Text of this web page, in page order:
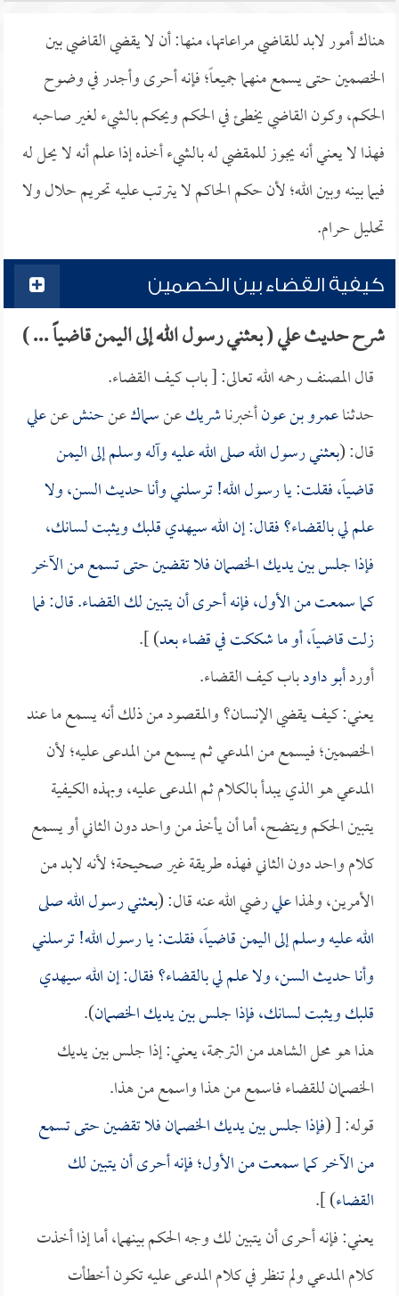
هناك أمور لابد للقاضي مراعاتها، منها: أن لا يقضي القاضي بين
الخصمين حتى يسمع منهما جميعاً؛ فإنه أحرى وأجدر في وضوح
الحكم، وكون القاضي يخطئ في الحكم ويحكم بالشيء لغير صاحبه
فهذا لا يعني أنه يجوز للمقضي له بالشيء أخذه إذا علم أنه لا يحل له
فيما بينه وبين الله؛ لأن حكم الحاكم لا يترتب عليه تحريم حلال ولا
تحليل حرام.
كيفية القضاء بين الخصمين
شرح حديث علي ( بعثني رسول الله إلى اليمن قاضياً ... )
قال المصنف رحمه الله تعالى: [ باب كيف القضاء.
حدثناعمرو بن عونأخبرناشريكعنسماكعنحنشعنعلي
قال: (بعثني رسول الله صلى الله عليه وآله وسلم إلى اليمن
قاضياً، فقلت: يا رسول الله! ترسلني وأنا حديث السن، ولا
علم لي بالقضاء؟ فقال: إن الله سيهدي قلبك ويثبت لسانك،
فإذا جلس بين يديك الخصمان فلا تقضين حتى تسمع من الآخر
كما سمعت من الأول، فإنه أحرى أن يتبين لك القضاء. قال: فما
زلت قاضياً، أو ما شككت في قضاء بعد) ].
أوردأبو داودباب كيف القضاء.
يعني: كيف يقضي الإنسان؟ والمقصود من ذلك أنه يسمع ما عند
الخصمين؛ فيسمع من المدعي ثم يسمع من المدعى عليه؛ لأن
المدعي هو الذي يبدأ بالكلام ثم المدعى عليه، وبهذه الكيفية
يتبين الحكم ويتضح، أما أن يأخذ من واحد دون الثاني أو يسمع
كلام واحد دون الثاني فهذه طريقة غير صحيحة؛ لأنه لابد من
الأمرين، ولهذاعليرضي الله عنه قال: (بعثني رسول الله صلى
الله عليه وسلم إلى اليمن قاضياً، فقلت: يا رسول الله! ترسلني
وأنا حديث السن، ولا علم لي بالقضاء؟ فقال: إن الله سيهدي
قلبك ويثبت لسانك، فإذا جلس بين يديك الخصمان).
هذا هو محل الشاهد من الترجمة، يعني: إذا جلس بين يديك
الخصمان للقضاء فاسمع من هذا واسمع من هذا.
قوله: [ (فإذا جلس بين يديك الخصمان فلا تقضين حتى تسمع
من الآخر كما سمعت من الأول؛ فإنه أحرى أن يتبين لك
القضاء) ].
يعني: فإنه أحرى أن يتبين لك وجه الحكم بينهما، أما إذا أخذت
كلام المدعي ولم تنظر في كلام المدعى عليه تكون أخطأت